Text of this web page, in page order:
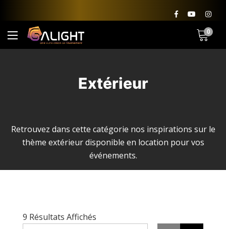
0
Extérieur
Retrouvez dans cette catégorie nos inspirations sur le
thème extérieur disponible en location pour vos
événements.
9 Résultats Affichés